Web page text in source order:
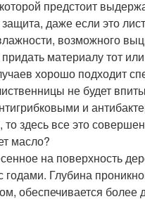
предстоит
даже если это
возможного
материалу тот
хорошо подходит
не будет
и
здесь все это
масло?
на поверхность
годами. Глубина
обеспечивается более